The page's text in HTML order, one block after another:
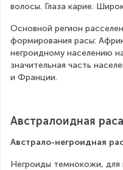
волосы. Глаза карие.
Основной регион
формирования расы:
негроидному населению
значительная часть
и Франции.
Австралоидная раса
Австрало-негроидная
Негроиды темнокожи, для